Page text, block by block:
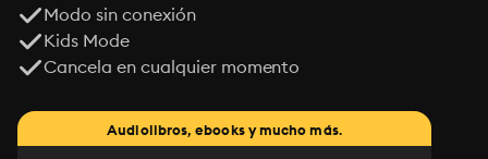
Modo sin conexión
Kids Mode
Cancela en cualquier momento
Audiolibros, ebooks y mucho más.